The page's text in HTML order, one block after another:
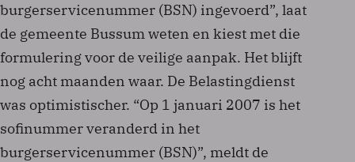
burgerservicenummer (BSN) ingevoerd”, laat
de gemeente Bussum weten en kiest met die
formulering voor de veilige aanpak. Het blijft
nog acht maanden waar. De Belastingdienst
was optimistischer. “Op 1 januari 2007 is het
sofinummer veranderd in het
burgerservicenummer (BSN)”, meldt de